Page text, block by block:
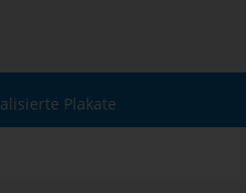
Plakate